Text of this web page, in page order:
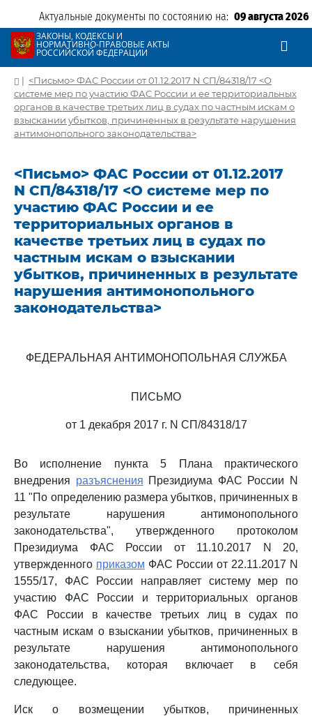
Актуальные документы по состоянию на: 09 августа 2026
ЗАКОНЫ, КОДЕКСЫ И
НОРМАТИВНО-ПРАВОВЫЕ АКТЫ
РОССИЙСКОЙ ФЕДЕРАЦИИ
| <Письмо> ФАС России от 01.12.2017 N СП/84318/17 <О
системе мер по участию ФАС России и ее территориальных
органов в качестве третьих лиц в судах по частным искам о
взыскании убытков, причиненных в результате нарушения
антимонопольного законодательства>
<Письмо> ФАС России от 01.12.2017
N СП/84318/17 <О системе мер по
участию ФАС России и ее
территориальных органов в
качестве третьих лиц в судах по
частным искам о взыскании
убытков, причиненных в результате
нарушения антимонопольного
законодательства>
ФЕДЕРАЛЬНАЯ АНТИМОНОПОЛЬНАЯ СЛУЖБА
ПИСЬМО
от 1 декабря 2017 г. N СП/84318/17
Во исполнение пункта 5 Плана практического
внедрения разъяснения Президиума ФАС России N
11 "По определению размера убытков, причиненных в
результате нарушения антимонопольного
законодательства", утвержденного протоколом
Президиума ФАС России от 11.10.2017 N 20,
утвержденного приказом ФАС России от 22.11.2017 N
1555/17, ФАС России направляет систему мер по
участию ФАС России и территориальных органов
ФАС России в качестве третьих лиц в судах по
частным искам о взыскании убытков, причиненных в
результате нарушения антимонопольного
законодательства, которая включает в себя
следующее.
Иск о возмещении убытков, причиненных